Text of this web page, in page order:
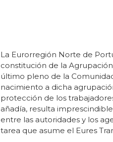
La Eurorregión Norte de
constitución de la
último pleno de la
nacimiento a dicha
protección de los
añadía, resulta
entre las autoridades y los
tarea que asume el Eures